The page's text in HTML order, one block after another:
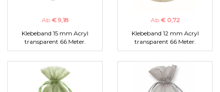
Ab € 9,18
Klebeband 15 mm Acryl
transparent 66 Meter.
Ab € 0,72
Klebeband 12 mm Acryl
transparent 66 Meter.